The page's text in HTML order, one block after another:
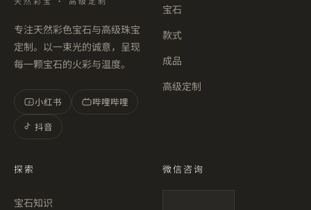
专注天然彩色宝石与高级珠宝
定制。以一束光的诚意，呈现
每一颗宝石的火彩与温度。
小 小红书
哔哩哔哩
抖音
宝石
款式
成品
高级定制
探索
宝石知识
微信咨询